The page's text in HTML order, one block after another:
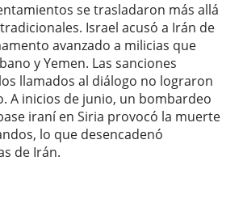
se trasladaron más allá
Israel acusó a Irán de
avanzado a milicias que
y Yemen. Las sanciones
llamados al diálogo no lograron
A inicios de junio, un bombardeo
iraní en Siria provocó la muerte
lo que desencadenó
de Irán.